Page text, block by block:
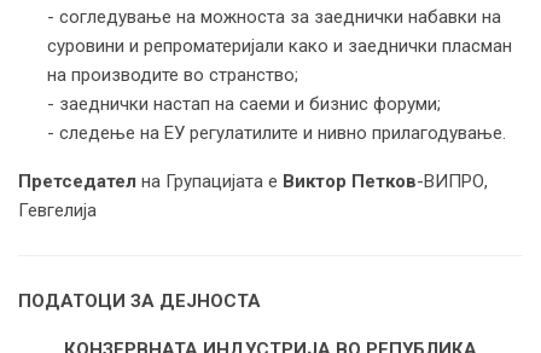
- согледување на можноста за заеднички набавки на
суровини и репроматеријали како и заеднички пласман
на производите во странство;
- заеднички настап на саеми и бизнис форуми;
- следење на ЕУ регулатилите и нивно прилагодување.
Претседател на Групацијата е Виктор Петков-ВИПРО,
Гевгелија
ПОДАТОЦИ ЗА ДЕЈНОСТА